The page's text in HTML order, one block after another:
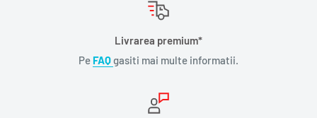
Livrarea premium*
Pe FAQgasiti mai multe informatii.